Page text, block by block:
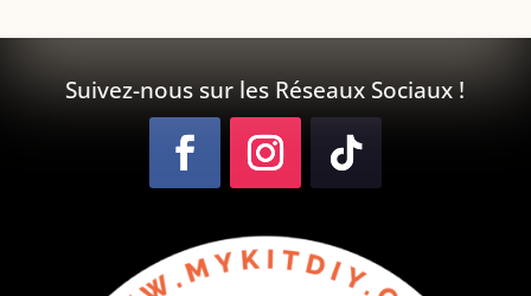
Suivez-nous sur les Réseaux Sociaux !